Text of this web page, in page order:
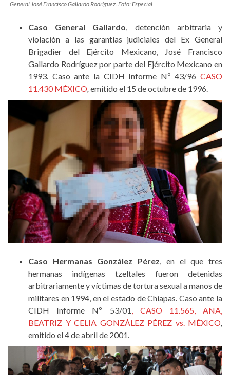
General José Francisco Gallardo Rodríguez. Foto: Especial
Caso General Gallardo, detención arbitraria y
violación a las garantías judiciales del Ex General
Brigadier del Ejército Mexicano, José Francisco
Gallardo Rodríguez por parte del Ejército Mexicano en
1993. Caso ante la CIDH Informe Nº 43/96 CASO
11.430 MÉXICO, emitido el 15 de octubre de 1996.
Caso Hermanas González Pérez, en el que tres
hermanas indígenas tzeltales fueron detenidas
arbitrariamente y víctimas de tortura sexual a manos de
militares en 1994, en el estado de Chiapas. Caso ante la
CIDH Informe Nº 53/01, CASO 11.565, ANA,
BEATRIZ Y CELIA GONZÁLEZ PÉREZ vs. MÉXICO,
emitido el 4 de abril de 2001.